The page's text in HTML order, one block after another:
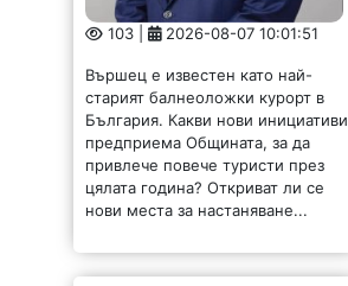
103 | 2026-08-07 10:01:51
Вършец е известен като най-
старият балнеоложки курорт в
България. Какви нови инициативи
предприема Общината, за да
привлече повече туристи през
цялата година? Откриват ли се
нови места за настаняване...